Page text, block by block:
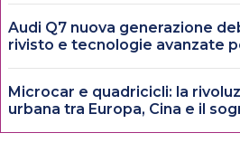
Audi Q7 nuova generazione
rivisto e tecnologie avanzate
Microcar e quadricicli: la
urbana tra Europa, Cina e il